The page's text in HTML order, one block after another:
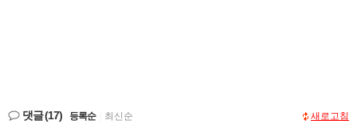
댓글(17) 등록순 최신순 새로고침